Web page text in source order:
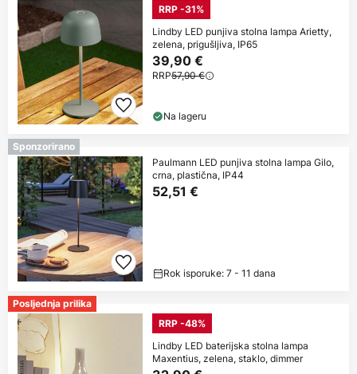
RRP -31%
Lindby LED punjiva stolna lampa Arietty,
zelena, prigušljiva, IP65
39,90 €
RRP57,90 €
Na lageru
Sponzorirano
Paulmann LED punjiva stolna lampa Gilo,
crna, plastična, IP44
52,51 €
Rok isporuke: 7 - 11 dana
Posljednja prilika
RRP -48%
Lindby LED baterijska stolna lampa
Maxentius, zelena, staklo, dimmer